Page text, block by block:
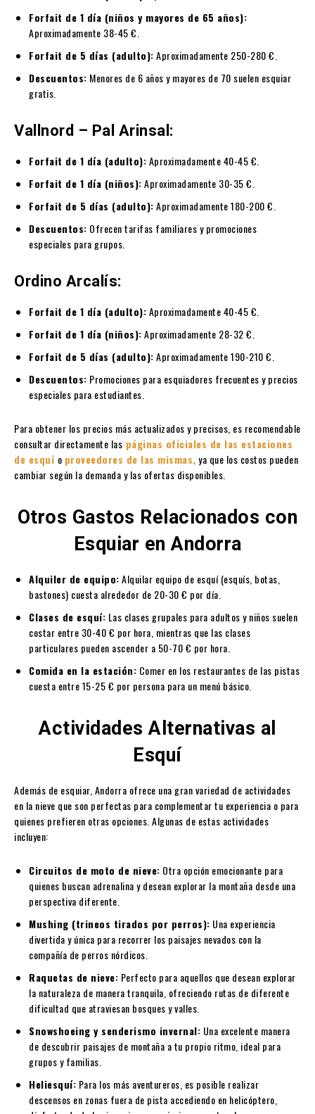
Forfait de 1 día (niños y mayores de 65 años):
Aproximadamente 38-45 €.
Forfait de 5 días (adulto):Aproximadamente 250-280 €.
Descuentos: Menores de 6 años y mayores de 70 suelen esquiar
gratis.
Vallnord – Pal Arinsal:
Forfait de 1 día (adulto):Aproximadamente 40-45 €.
Forfait de 1 día (niños):Aproximadamente 30-35 €.
Forfait de 5 días (adulto):Aproximadamente 180-200 €.
Descuentos: Ofrecen tarifas familiares y promociones
especiales para grupos.
Ordino Arcalís:
Forfait de 1 día (adulto):Aproximadamente 40-45 €.
Forfait de 1 día (niños):Aproximadamente 28-32 €.
Forfait de 5 días (adulto):Aproximadamente 190-210 €.
Descuentos: Promociones para esquiadores frecuentes y precios
especiales para estudiantes.
Para obtener los precios más actualizados y precisos, es recomendable
consultar directamente las páginas oficiales de las estaciones
de esquí o proveedores de las mismas,ya que los costos pueden
cambiar según la demanda y las ofertas disponibles.
Otros Gastos Relacionados con
Esquiar en Andorra
Alquiler de equipo:Alquilar equipo de esquí (esquís, botas,
bastones) cuesta alrededor de 20-30 € por día.
Clases de esquí: Las clases grupales para adultos y niños suelen
costar entre 30-40 € por hora, mientras que las clases
particulares pueden ascender a 50-70 € por hora.
Comida en la estación: Comer en los restaurantes de las pistas
cuesta entre 15-25 € por persona para un menú básico.
Actividades Alternativas al
Esquí
Además de esquiar, Andorra ofrece una gran variedad de actividades
en la nieve que son perfectas para complementar tu experiencia o para
quienes prefieren otras opciones. Algunas de estas actividades
incluyen:
Circuitos de moto de nieve: Otra opción emocionante para
quienes buscan adrenalina y desean explorar la montaña desde una
perspectiva diferente.
Mushing (trineos tirados por perros): Una experiencia
divertida y única para recorrer los paisajes nevados con la
compañía de perros nórdicos.
Raquetas de nieve: Perfecto para aquellos que desean explorar
la naturaleza de manera tranquila, ofreciendo rutas de diferente
dificultad que atraviesan bosques y valles.
Snowshoeing y senderismo invernal: Una excelente manera
de descubrir paisajes de montaña a tu propio ritmo, ideal para
grupos y familias.
Heliesquí: Para los más aventureros, es posible realizar
descensos en zonas fuera de pista accediendo en helicóptero,